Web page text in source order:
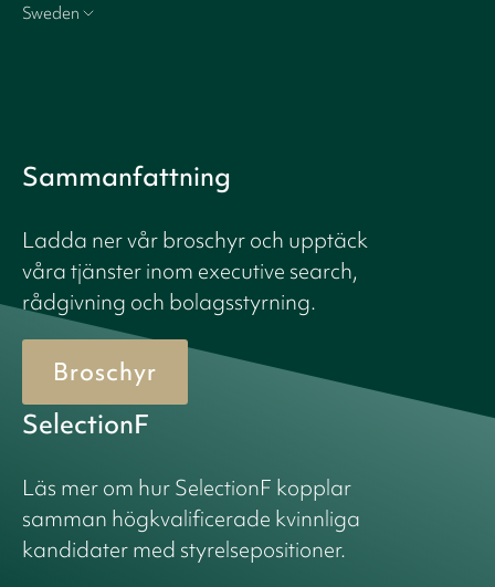
Sweden
Sammanfattning
Ladda ner vår broschyr och upptäck
våra tjänster inom executive search,
rådgivning och bolagsstyrning.
Broschyr
SelectionF
Läs mer om hur SelectionF kopplar
samman högkvalificerade kvinnliga
kandidater med styrelsepositioner.